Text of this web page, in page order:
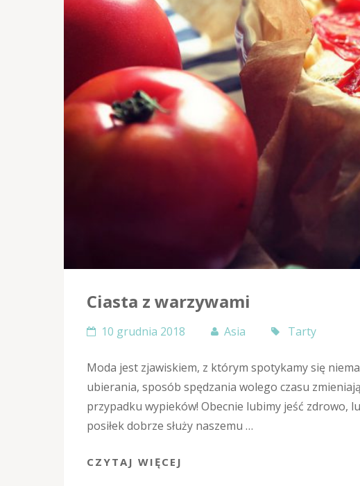
Ciasta z warzywami
10 grudnia 2018 Asia Tarty
Moda jest zjawiskiem, z którym spotykamy się
ubierania, sposób spędzania wolego czasu
przypadku wypieków! Obecnie lubimy jeść zdrowo,
posiłek dobrze służy naszemu …
CZYTAJ WIĘCEJ